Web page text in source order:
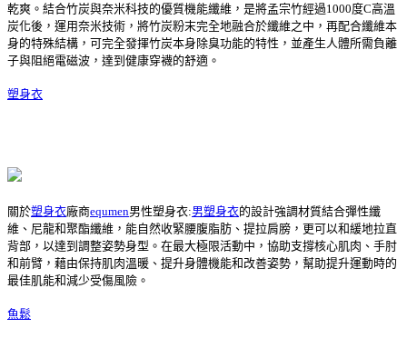
乾爽。結合竹炭與奈米科技的優質機能纖維，是將孟宗竹經過1000度C高溫
炭化後，運用奈米技術，將竹炭粉末完全地融合於纖維之中，再配合纖維本
身的特殊結構，可完全發揮竹炭本身除臭功能的特性，並產生人體所需負離
子與阻絕電磁波，達到健康穿襪的舒適。
塑身衣
關於塑身衣廠商equmen男性塑身衣:男塑身衣的設計強調材質結合彈性纖
維、尼龍和聚酯纖維，能自然收緊腰腹脂肪、提拉肩膀，更可以和緩地拉直
背部，以達到調整姿勢身型。在最大極限活動中，協助支撐核心肌肉、手肘
和前臂，藉由保持肌肉溫暖、提升身體機能和改善姿勢，幫助提升運動時的
最佳肌能和減少受傷風險。
魚鬆